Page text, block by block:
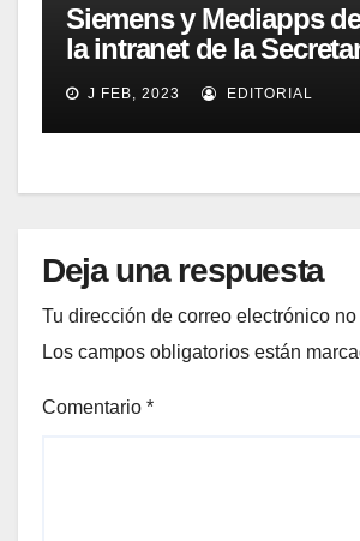
Siemens y Mediapps
la intranet de la
Estado de
Gastos
J FEB, 2023 EDITORIAL
Deja una respuesta
Tu dirección de correo electrónico
Los campos obligatorios están
Comentario *